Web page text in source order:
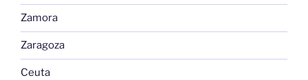
Zamora
Zaragoza
Ceuta